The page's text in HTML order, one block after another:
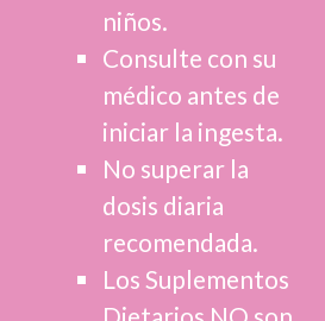
niños.
Consulte con su
médico antes de
iniciar la ingesta.
No superar la
dosis diaria
recomendada.
Los Suplementos